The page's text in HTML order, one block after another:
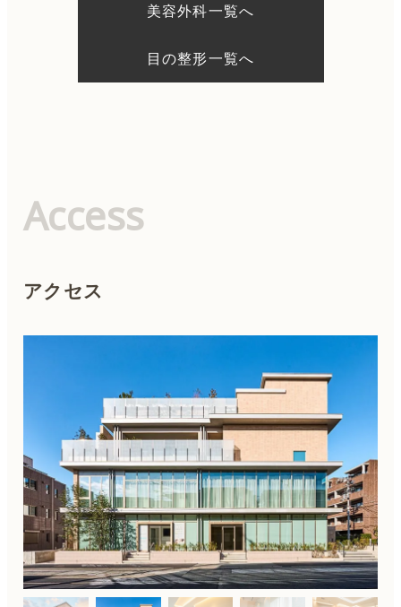
美容外科一覧へ
目の整形一覧へ
Access
アクセス